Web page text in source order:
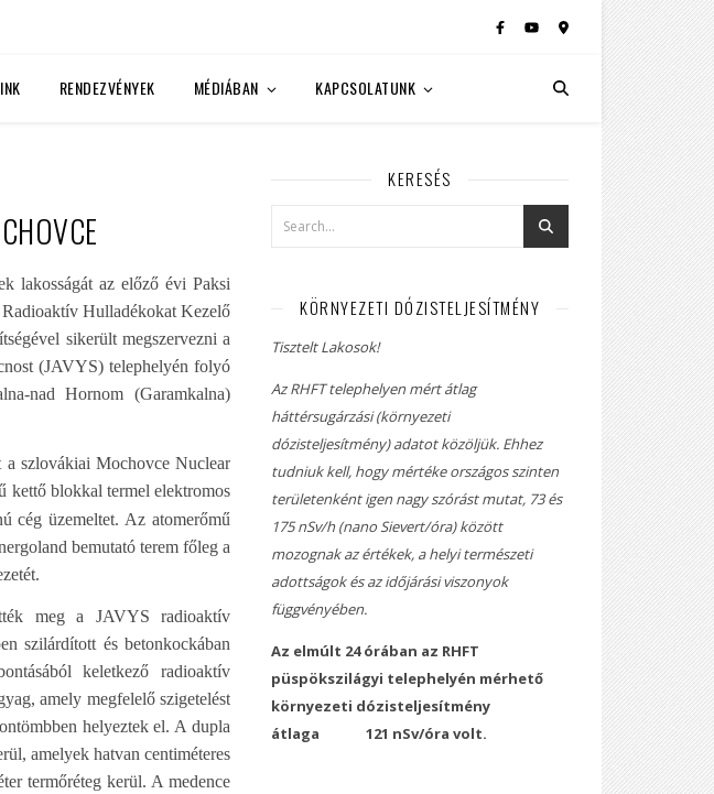
RENDEZVÉNYEK MÉDIÁBAN KAPCSOLATUNK
lakosságát az előző évi Paksi
Radioaktív Hulladékokat Kezelő
sikerült megszervezni a
(JAVYS) telephelyén folyó
nad Hornom (Garamkalna)
a szlovákiai Mochovce Nuclear
kettő blokkal termel elektromos
cég üzemeltet. Az atomerőmű
bemutató terem főleg a
meg a JAVYS radioaktív
szilárdított és betonkockában
keletkező radioaktív
amely megfelelő szigetelést
helyeztek el. A dupla
amelyek hatvan centiméteres
termőréteg kerül. A medence
KERESÉS
KÖRNYEZETI DÓZISTELJESÍTMÉNY
Tisztelt Lakosok!
Az RHFT telephelyen mért átlag
háttérsugárzási (környezeti
dózisteljesítmény) adatot közöljük. Ehhez
tudniuk kell, hogy mértéke országos szinten
területenként igen nagy szórást mutat, 73 és
175 nSv/h (nano Sievert/óra) között
mozognak az értékek, a helyi természeti
adottságok és az időjárási viszonyok
függvényében.
Az elmúlt 24 órában az RHFT
püspökszilágyi telephelyén mérhető
környezeti dózisteljesítmény
átlaga 121 nSv/óra volt.